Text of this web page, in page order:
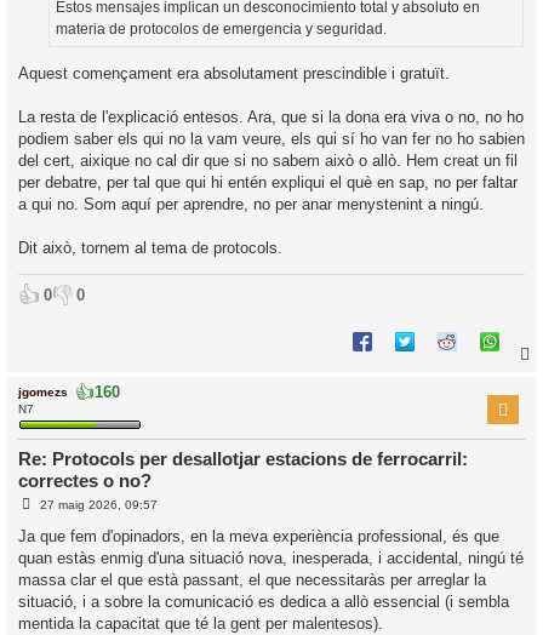
Estos mensajes implican un desconocimiento total y absoluto en
materia de protocolos de emergencia y seguridad.
Aquest començament era absolutament prescindible i gratuït.
La resta de l'explicació entesos. Ara, que si la dona era viva o no, no ho
podiem saber els qui no la vam veure, els qui sí ho van fer no ho sabien
del cert, aixique no cal dir que si no sabem això o allò. Hem creat un fil
per debatre, per tal que qui hi entén expliqui el què en sap, no per faltar
a qui no. Som aquí per aprendre, no per anar menystenint a ningú.
Dit això, tornem al tema de protocols.
👍 0👎 0
jgomezs 👍160
N7
Re: Protocols per desallotjar estacions de ferrocarril:
correctes o no?
E
r
a
d
a
27 maig 2026, 09:57
Ja que fem d'opinadors, en la meva experiència professional, és que
quan estàs enmig d'una situació nova, inesperada, i accidental, ningú té
massa clar el que està passant, el que necessitaràs per arreglar la
situació, i a sobre la comunicació es dedica a allò essencial (i sembla
mentida la capacitat que té la gent per malentesos).